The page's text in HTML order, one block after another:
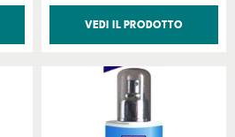
VEDI IL PRODOTTO